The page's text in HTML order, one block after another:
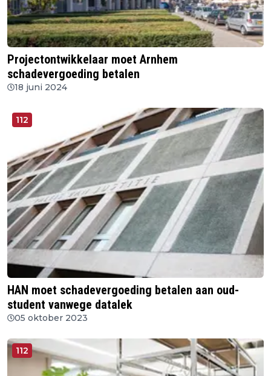
Projectontwikkelaar moet Arnhem
schadevergoeding betalen
18 juni 2024
112
HAN moet schadevergoeding betalen aan oud-
student vanwege datalek
05 oktober 2023
112